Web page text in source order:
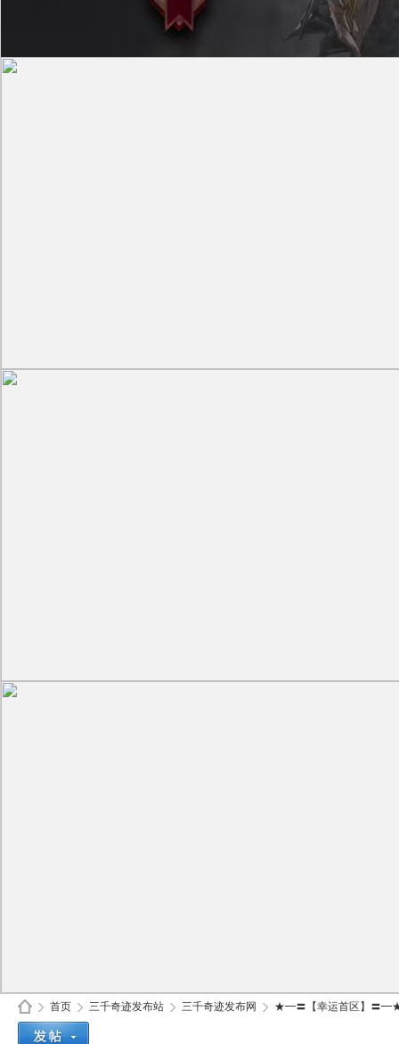
首页 三千奇迹发布站 三千奇迹发布网 ★━〓【幸运首区】〓━★